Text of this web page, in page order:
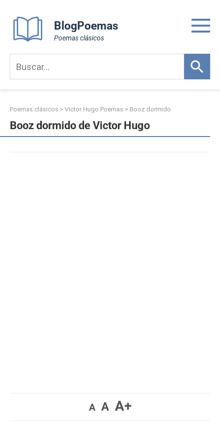
content
BlogPoemas
Poemas clásicos
Poemas clásicos > Victor Hugo Poemas > Booz dormido
Booz dormido de Victor Hugo
A A A+